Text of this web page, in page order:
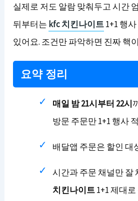
실제로 저도 알람 맞춰두고 시간
뒤부터는 kfc 치킨나이트1+1 행
있어요. 조건만 파악하면 진짜 핵
요약 정리
매일 밤 21시부터 22시
방문 주문만 1+1 행사
배달앱 주문은 할인 대
시간과 주문 채널만 잘
치킨나이트1+1 제대